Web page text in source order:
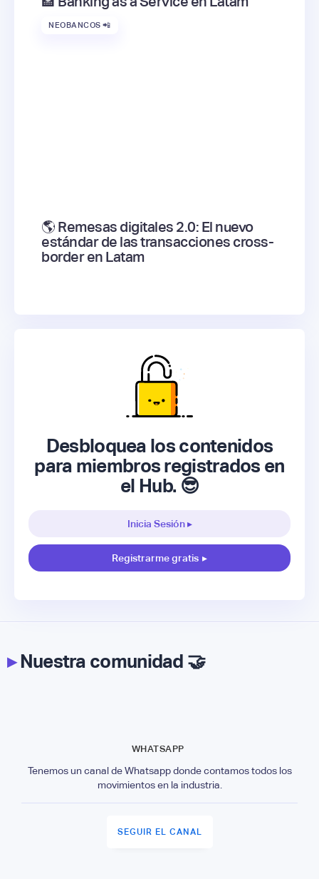
NEOBANCOS 📲
🌎 Remesas digitales 2.0: El nuevo
estándar de las transacciones cross-
border en Latam
Desbloquea los contenidos
para miembros registrados en
el Hub. 😎
Inicia Sesión ▸
Registrarme gratis ▸
▸Nuestra comunidad 🤝
WHATSAPP
Tenemos un canal de Whatsapp donde contamos todos los
movimientos en la industria.
SEGUIR EL CANAL